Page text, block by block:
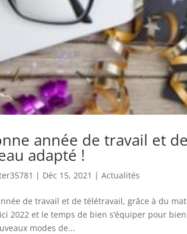
année de travail et
adapté !
| Déc 15, 2021 |Actualités
de travail et de télétravail, grâce à du
2022 et le temps de bien s’équiper pour
modes de...